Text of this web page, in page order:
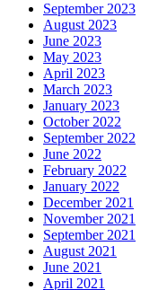
September 2023
August 2023
June 2023
May 2023
April 2023
March 2023
January 2023
October 2022
September 2022
June 2022
February 2022
January 2022
December 2021
November 2021
September 2021
August 2021
June 2021
April 2021